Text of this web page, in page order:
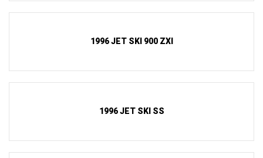
1996 JET SKI 900 ZXI
1996 JET SKI SS